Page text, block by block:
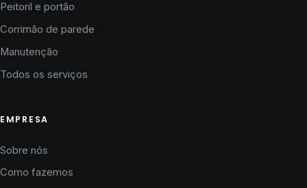
Peitoril e portão
Corrimão de parede
Manutenção
Todos os serviços
EMPRESA
Sobre nós
Como fazemos